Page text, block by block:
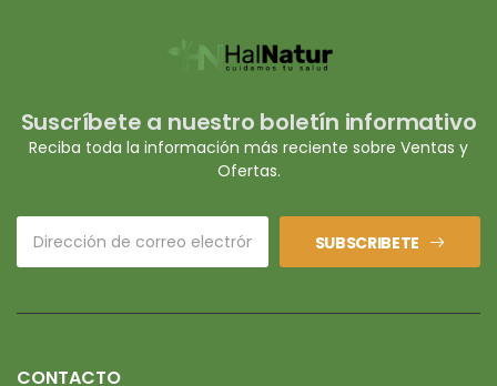
Suscríbete a nuestro boletín informativo
Reciba toda la información más reciente sobre Ventas y
Ofertas.
SUBSCRIBETE
CONTACTO